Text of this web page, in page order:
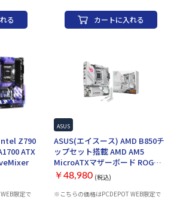
になる場合
なる場合がございます。
スロット
ト× 1 ・
× 1(x16 スロ
ワイヤ
Bluetooth：
・USB
ポート ×8
・USB
ヘッダー
出力(CPU
ROG
ラウンド HD
Sync 付
イックスタ
・WIFIア
る
256GB 拡張スロット ・PCI-Express 5.0 x
16 スロット× 1 ・PCI-Express 3.0 x 16 ス
ロット× 1( x2モード ) ・PCI-Express 3.0
SATA× 4 ネットワーク 有線LAN：5 ギガビ
ット LAN ワイヤレス：802.11be 2x2 Wi-Fi
リア ・USB Type-C ポート ×2 ・USB3.0 A
ポート ×8 ・USB2.0 Aポート ×2 フロン
×1 ・USB3.0 ヘッダー ×2 ・USB2.0 ヘッ
ダー ×2 映像出力(CPUグラフィック内蔵
の場合) ・DisplayPort ×なし ・HDMI ×1
オーディオ：Realtek ALC4082 7.1 チャン
ネル HD オーディオコーデック LED：
Polychrome RGB 付属品 ・ユーザーマニュ
アル/クイックスタートガイド ・SATAケー
ASRock(アスロック) ※CPUによって拡張
カートに入れる
Z790
ATX
限定で
ASUS
ASUS(エイスース) AMD B850チ
ップセット搭載 AMD AM5
MicroATXマザーボード ROG
STRIX B850-G GAMING WIFI
￥48,980 (税込)
※こちらの価格はPCDEPOT WEB限定で